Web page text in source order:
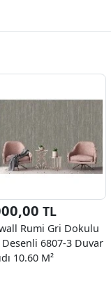
TL
Rumi Gri Dokulu
Desenli 6807-3 Duvar
10.60 M²